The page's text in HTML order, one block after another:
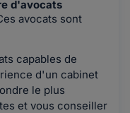
d'avocats
avocats sont
capables de
d'un cabinet
le plus
et vous conseiller